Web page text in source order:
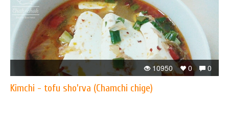
0
0
10950
Kimchi - tofu sho'rva (Chamchi chige)